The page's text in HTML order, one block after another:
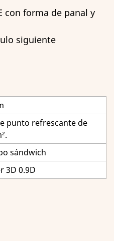
con forma de panal y
siguiente
punto refrescante de
sándwich
3D 0.9D